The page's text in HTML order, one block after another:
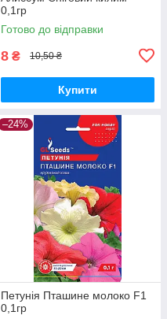
0,1гр
Готово до відправки
8 ₴ 10,50 ₴
Купити
–24%
Петунія Пташине молоко F1
0,1гр